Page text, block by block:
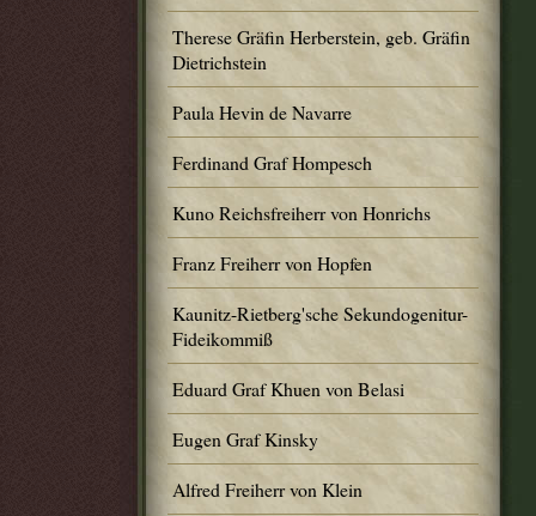
Therese Gräfin Herberstein, geb. Gräfin
Dietrichstein
Paula Hevin de Navarre
Ferdinand Graf Hompesch
Kuno Reichsfreiherr von Honrichs
Franz Freiherr von Hopfen
Kaunitz-Rietberg'sche Sekundogenitur-
Fideikommiß
Eduard Graf Khuen von Belasi
Eugen Graf Kinsky
Alfred Freiherr von Klein